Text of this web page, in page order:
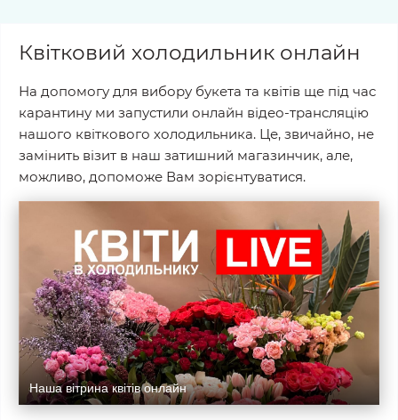
Квітковий холодильник онлайн
На допомогу для вибору букета та квітів ще під час
карантину ми запустили онлайн відео-трансляцію
нашого квіткового холодильника. Це, звичайно, не
замінить візит в наш затишний магазинчик, але,
можливо, допоможе Вам зорієнтуватися.
Наша вітрина квітів онлайн